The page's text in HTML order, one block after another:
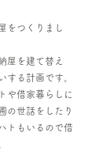
をつくりまし
屋を建て替え
する計画です。
や借家暮らしに
の世話をしたり
トもいるので借